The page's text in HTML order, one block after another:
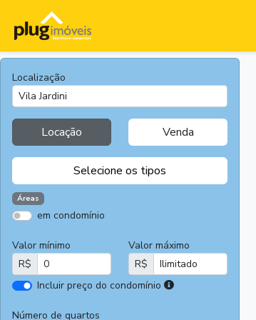
Localização
Locação Venda
Selecione os tipos
Casas
Casas
Comerciais
Salas
Chácaras e
Áreas
em condomínio
Valor mínimo
R$
Valor máximo
R$
Incluir preço do condomínio
I
Número de quartos